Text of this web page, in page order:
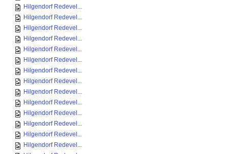
Hilgendorf Redevel...
Hilgendorf Redevel...
Hilgendorf Redevel...
Hilgendorf Redevel...
Hilgendorf Redevel...
Hilgendorf Redevel...
Hilgendorf Redevel...
Hilgendorf Redevel...
Hilgendorf Redevel...
Hilgendorf Redevel...
Hilgendorf Redevel...
Hilgendorf Redevel...
Hilgendorf Redevel...
Hilgendorf Redevel...